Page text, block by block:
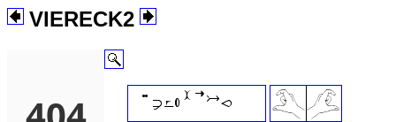
VIERECK2